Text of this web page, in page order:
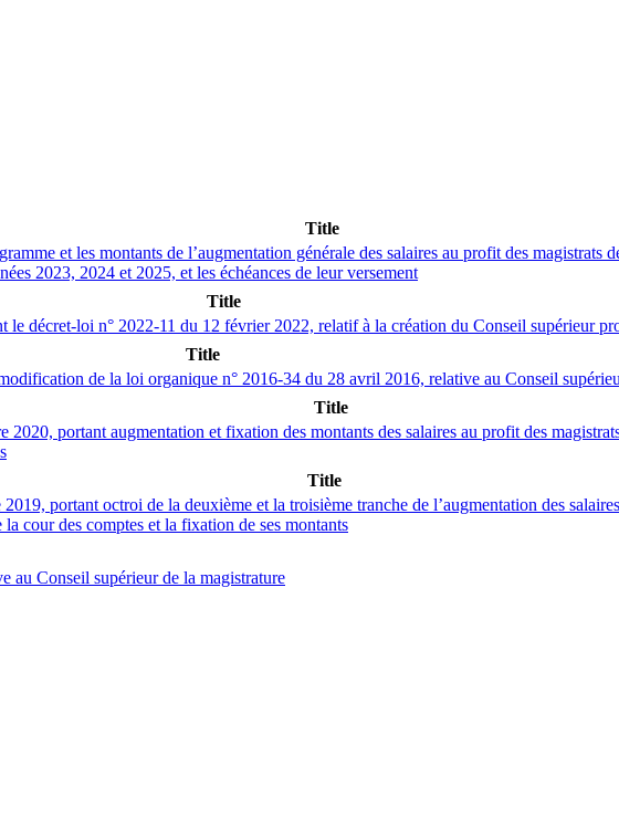
Title
et les montants de l’augmentation générale des salaires au profit des
2023, 2024 et 2025, et les échéances de leur versement
Title
décret-loi n° 2022-11 du 12 février 2022, relatif à la création du Conseil supérieur
Title
de la loi organique n° 2016-34 du 28 avril 2016, relative au Conseil
Title
2020, portant augmentation et fixation des montants des salaires au profit des
Title
portant octroi de la deuxième et la troisième tranche de l’augmentation des
cour des comptes et la fixation de ses montants
au Conseil supérieur de la magistrature